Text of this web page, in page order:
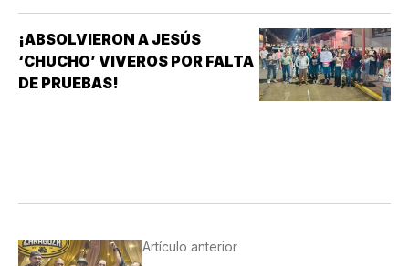
¡ABSOLVIERON A JESÚS
‘CHUCHO’ VIVEROS POR FALTA
DE PRUEBAS!
Artículo anterior